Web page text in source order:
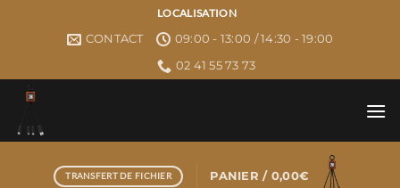
LOCALISATION
CONTACT
09:00 - 13:00 / 14:30 - 19:00
02 41 55 73 73
TRANSFERT DE FICHIER PANIER / 0,00€